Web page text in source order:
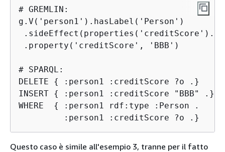
# GREMLIN:
g.V('person1').hasLabel('Person')
.property('creditScore', 'BBB')
# SPARQL:
DELETE {
:person1 :creditScore ?o .}
INSERT {
:person1 :creditScore "BBB" .}
WHERE {
:person1 rdf:type :Person .
         :person1 :creditScore ?o .}
Questo caso è simile all'esempio 3, tranne per il fatto